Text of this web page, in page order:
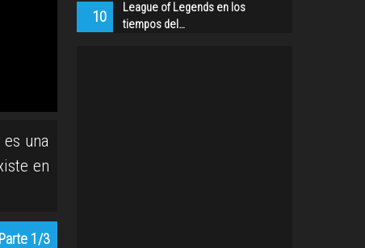
una
en
1/3
10
League of Legends en los
tiempos del…